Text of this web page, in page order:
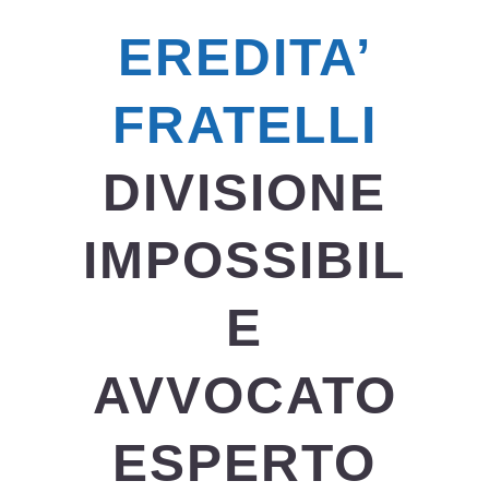
EREDITA’
FRATELLI
DIVISIONE
IMPOSSIBIL
E
AVVOCATO
ESPERTO